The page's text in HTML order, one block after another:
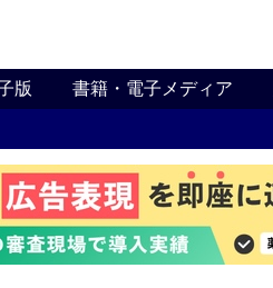
版 書籍・電子メディア